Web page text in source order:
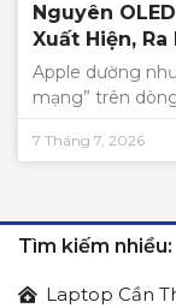
Nguyên
Xuất Hiện,
Apple dường
mạng” trên
7 Tháng 7, 2026
Tìm kiếm nhiều:
Laptop Cần